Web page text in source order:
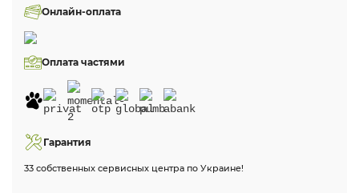
Онлайн-оплата
Оплата частями
Гарантия
33 собственных сервисных центра по Украине!